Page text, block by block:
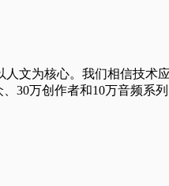
人文为核心。我们相信技
30万创作者和10万音频系